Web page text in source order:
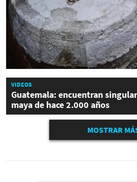
VIDEOS
Guatemala: encuentran
maya de hace 2.000 años
MOSTRAR